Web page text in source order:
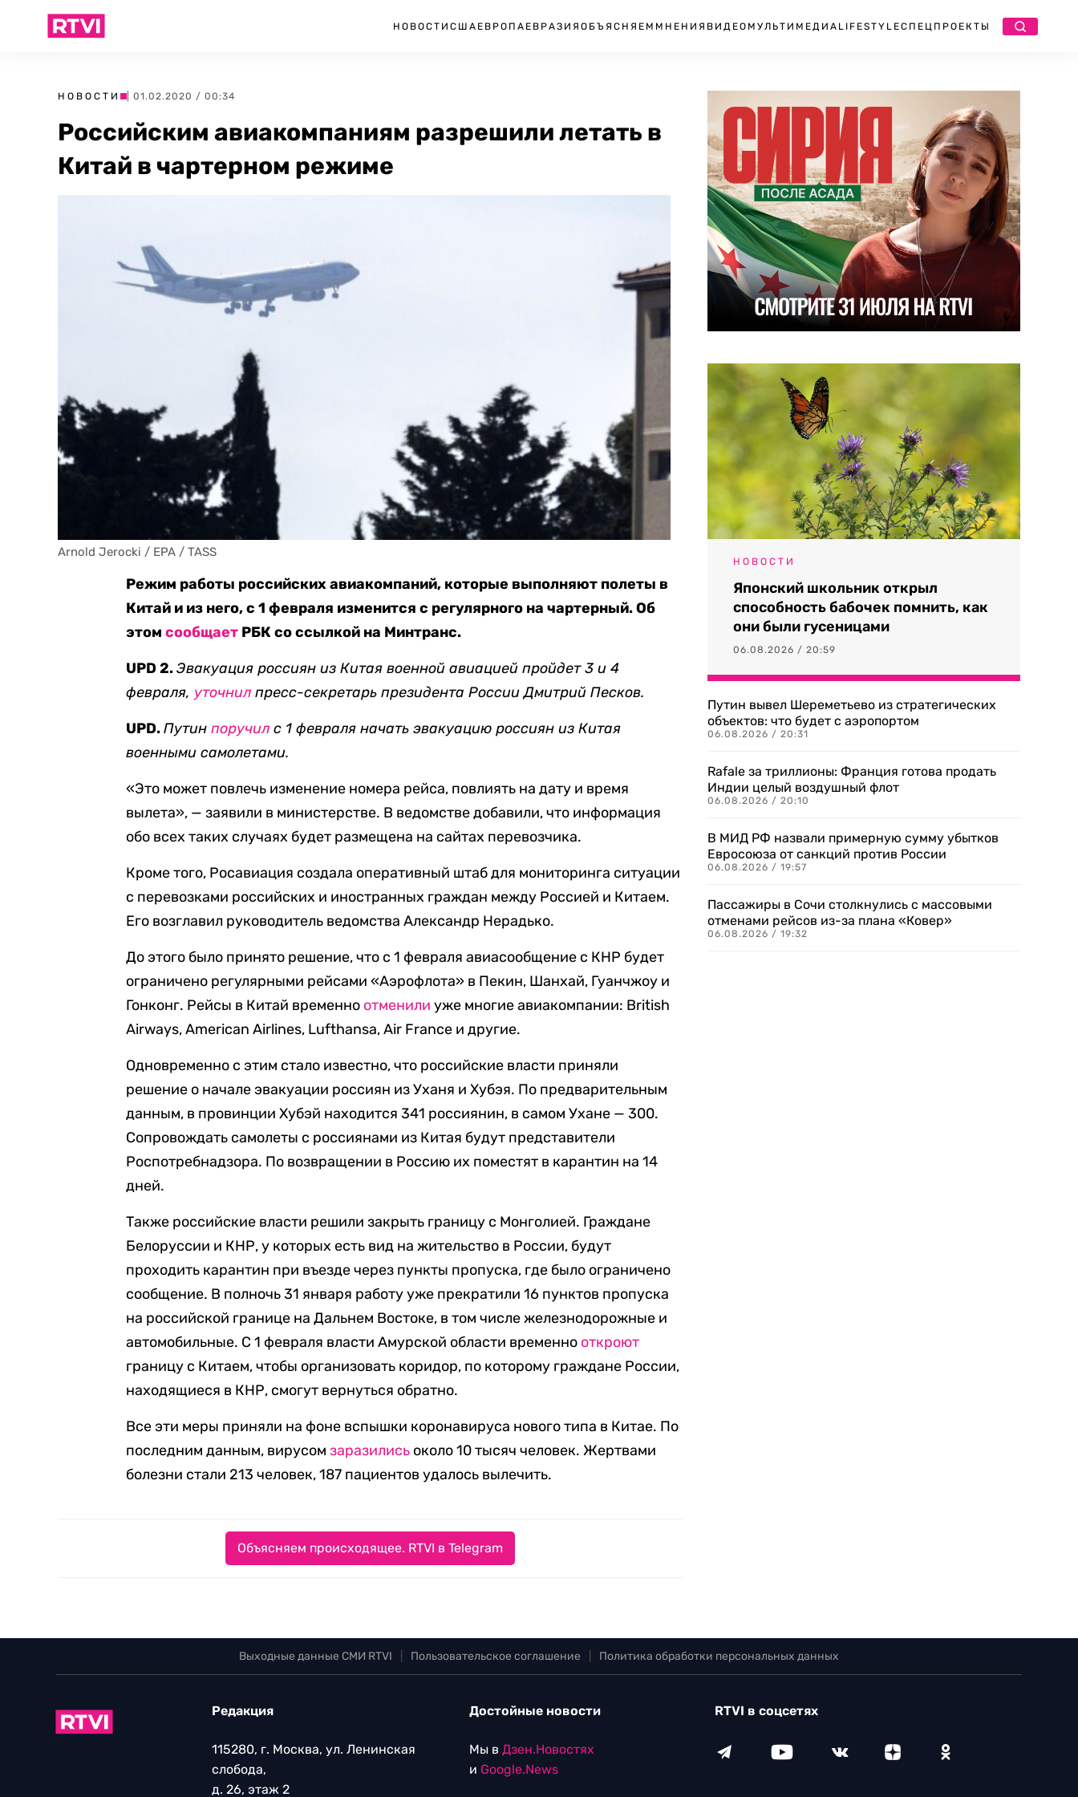
НОВОСТИ США ЕВРОПА ЕВРАЗИЯ ОБЪЯСНЯЕМ МНЕНИЯ ВИДЕО МУЛЬТИМЕДИА LIFESTYLEСПЕЦПРОЕКТЫ
НОВОСТИ | 01.02.2020 / 00:34
Российским авиакомпаниям разрешили летать в
Китай в чартерном режиме
Arnold Jerocki / EPA / TASS
Режим работы российских авиакомпаний, которые выполняют полеты в
Китай и из него, с 1 февраля изменится с регулярного на чартерный. Об
этомсообщает РБК со ссылкой на Минтранс.
UPD 2. Эвакуация россиян из Китая военной авиацией пройдет 3 и 4
февраля, уточнил пресс-секретарь президента России Дмитрий Песков.
UPD. Путинпоручил с 1 февраля начать эвакуацию россиян из Китая
военными самолетами.
«Это может повлечь изменение номера рейса, повлиять на дату и время
вылета», — заявили в министерстве. В ведомстве добавили, что информация
обо всех таких случаях будет размещена на сайтах перевозчика.
Кроме того, Росавиация создала оперативный штаб для мониторинга ситуации
с перевозками российских и иностранных граждан между Россией и Китаем.
Его возглавил руководитель ведомства Александр Нерадько.
До этого было принято решение, что с 1 февраля авиасообщение с КНР будет
ограничено регулярными рейсами «Аэрофлота» в Пекин, Шанхай, Гуанчжоу и
Гонконг. Рейсы в Китай временно отменили уже многие авиакомпании: British
Airways, American Airlines, Lufthansa, Air France и другие.
Одновременно с этим стало известно, что российские власти приняли
решение о начале эвакуации россиян из Уханя и Хубэя. По предварительным
данным, в провинции Хубэй находится 341 россиянин, в самом Ухане — 300.
Сопровождать самолеты с россиянами из Китая будут представители
Роспотребнадзора. По возвращении в Россию их поместят в карантин на 14
дней.
Также российские власти решили закрыть границу с Монголией. Граждане
Белоруссии и КНР, у которых есть вид на жительство в России, будут
проходить карантин при въезде через пункты пропуска, где было ограничено
сообщение. В полночь 31 января работу уже прекратили 16 пунктов пропуска
на российской границе на Дальнем Востоке, в том числе железнодорожные и
автомобильные. С 1 февраля власти Амурской области временно откроют
границу с Китаем, чтобы организовать коридор, по которому граждане России,
находящиеся в КНР, смогут вернуться обратно.
Все эти меры приняли на фоне вспышки коронавируса нового типа в Китае. По
последним данным, вирусомзаразились около 10 тысяч человек. Жертвами
болезни стали 213 человек, 187 пациентов удалось вылечить.
Объясняем происходящее. RTVI в Telegram
НОВОСТИ
Японский школьник открыл
способность бабочек помнить, как
они были гусеницами
06.08.2026 / 20:59
Путин вывел Шереметьево из стратегических
объектов: что будет с аэропортом
06.08.2026 / 20:31
Rafale за триллионы: Франция готова продать
Индии целый воздушный флот
06.08.2026 / 20:10
В МИД РФ назвали примерную сумму убытков
Евросоюза от санкций против России
06.08.2026 / 19:57
Пассажиры в Сочи столкнулись с массовыми
отменами рейсов из-за плана «Ковер»
06.08.2026 / 19:32
Выходные данные СМИ RTVI Пользовательское соглашение Политика обработки персональных данных
Редакция
115280, г. Москва, ул. Ленинская
слобода,
д. 26, этаж 2
Достойные новости
Мы в Дзен.Новостях
и Google.News
RTVI в соцсетях